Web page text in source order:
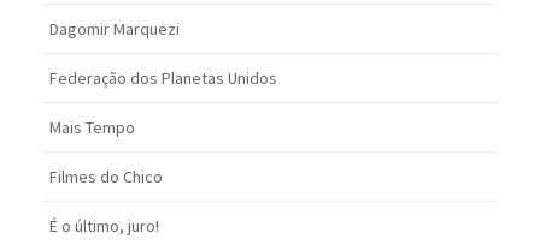
Dagomir Marquezi
Federação dos Planetas Unidos
Mais Tempo
Filmes do Chico
É o último, juro!